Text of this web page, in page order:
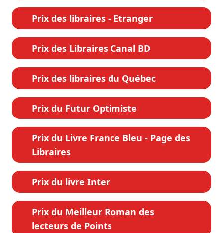
Prix des libraires - Etranger
Prix des Libraires Canal BD
Prix des libraires du Québec
Prix du Futur Optimiste
Prix du Livre France Bleu - Page des
Libraires
Prix du livre Inter
Prix du Meilleur Roman des
lecteurs de Points